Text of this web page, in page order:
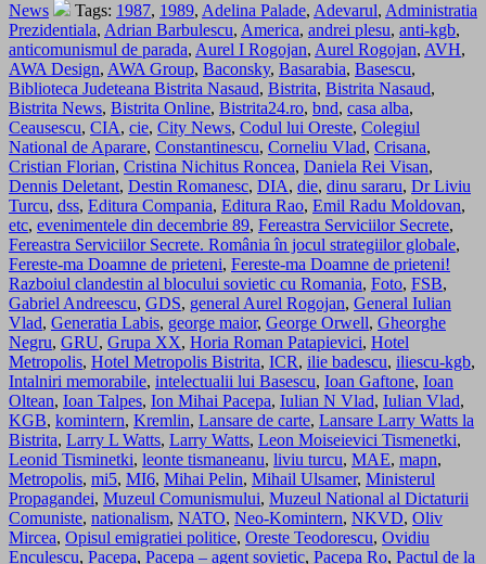
News
Tags: 1987, 1989, Adelina Palade, Adevarul, Administratia
Prezidentiala, Adrian Barbulescu, America, andrei plesu, anti-kgb,
anticomunismul de parada, Aurel I Rogojan, Aurel Rogojan, AVH,
AWA Design, AWA Group, Baconsky, Basarabia, Basescu,
Biblioteca Judeteana Bistrita Nasaud, Bistrita, Bistrita Nasaud,
Bistrita News, Bistrita Online, Bistrita24.ro, bnd, casa alba,
Ceausescu, CIA, cie, City News, Codul lui Oreste, Colegiul
National de Aparare, Constantinescu, Corneliu Vlad, Crisana,
Cristian Florian, Cristina Nichitus Roncea, Daniela Rei Visan,
Dennis Deletant, Destin Romanesc, DIA, die, dinu sararu, Dr Liviu
Turcu, dss, Editura Compania, Editura Rao, Emil Radu Moldovan,
etc, evenimentele din decembrie 89, Fereastra Serviciilor Secrete,
Fereastra Serviciilor Secrete. România în jocul strategiilor globale,
Fereste-ma Doamne de prieteni, Fereste-ma Doamne de prieteni!
Razboiul clandestin al blocului sovietic cu Romania, Foto, FSB,
Gabriel Andreescu, GDS, general Aurel Rogojan, General Iulian
Vlad, Generatia Labis, george maior, George Orwell, Gheorghe
Negru, GRU, Grupa XX, Horia Roman Patapievici, Hotel
Metropolis, Hotel Metropolis Bistrita, ICR, ilie badescu, iliescu-kgb,
Intalniri memorabile, intelectualii lui Basescu, Ioan Gaftone, Ioan
Oltean, Ioan Talpes, Ion Mihai Pacepa, Iulian N Vlad, Iulian Vlad,
KGB, komintern, Kremlin, Lansare de carte, Lansare Larry Watts la
Bistrita, Larry L Watts, Larry Watts, Leon Moiseievici Tismenetki,
Leonid Tisminetki, leonte tismaneanu, liviu turcu, MAE, mapn,
Metropolis, mi5, MI6, Mihai Pelin, Mihail Ulsamer, Ministerul
Propagandei, Muzeul Comunismului, Muzeul National al Dictaturii
Comuniste, nationalism, NATO, Neo-Komintern, NKVD, Oliv
Mircea, Opisul emigratiei politice, Oreste Teodorescu, Ovidiu
Enculescu, Pacepa, Pacepa – agent sovietic, Pacepa Ro, Pactul de la